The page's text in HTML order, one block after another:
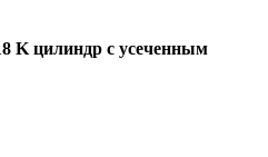
K цилиндр с усеченным